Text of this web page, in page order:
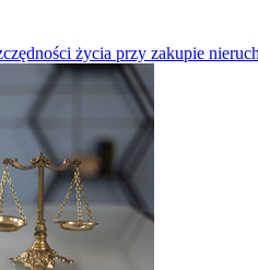
życia przy zakupie